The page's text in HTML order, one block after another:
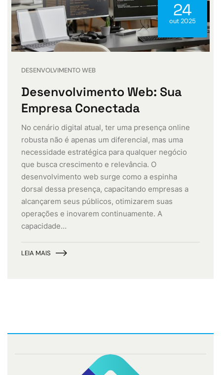
24
out 2025
DESENVOLVIMENTO WEB
Desenvolvimento Web: Sua
Empresa Conectada
No cenário digital atual, ter uma presença online
robusta não é apenas um diferencial, mas uma
necessidade estratégica para qualquer negócio
que busca crescimento e relevância. O
desenvolvimento web surge como a espinha
dorsal dessa presença, capacitando empresas a
alcançarem seus públicos, otimizarem suas
operações e inovarem continuamente. A
capacidade…
LEIA MAIS